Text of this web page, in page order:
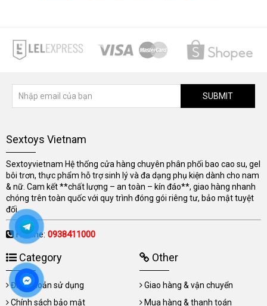
SUBMIT
Sextoys Vietnam
Sextoyvietnam Hệ thống cửa hàng chuyên phân phối bao cao su, gel
bôi trơn, thực phẩm hỗ trợ sinh lý và đa dạng phụ kiện dành cho nam
& nữ. Cam kết **chất lượng – an toàn – kín đáo**, giao hàng nhanh
chóng trên toàn quốc với quy trình đóng gói riêng tư, bảo mật tuyệt
đối.
Hotline: 0938411000
Category
Điều khoản sử dụng
Chính sách bảo mật
Other
Giao hàng & vận chuyển
Mua hàng & thanh toán